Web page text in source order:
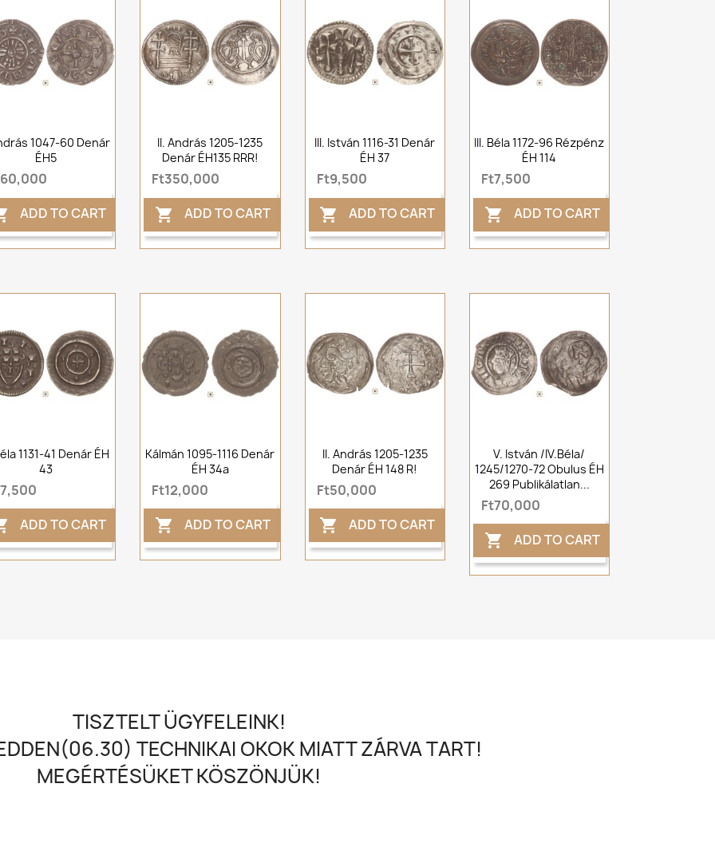
1047-60 Denár
ÉH5
ADD TO CART
II. András 1205-1235
Denár ÉH135 RRR!
Ft350,000
 ADD TO CART
III. István 1116-31 Denár
ÉH 37
Ft9,500
 ADD TO CART
III. Béla 1172-96 Rézpénz
ÉH 114
Ft7,500
 ADD TO CART
1131-41 Denár ÉH
43
ADD TO CART
Kálmán 1095-1116 Denár
ÉH 34a
Ft12,000
 ADD TO CART
II. András 1205-1235
Denár ÉH 148 R!
Ft50,000
 ADD TO CART
V. István /IV.Béla/
1245/1270-72 Obulus ÉH
269 Publikálatlan...
Ft70,000
 ADD TO CART
TISZTELT ÜGYFELEINK!
TECHNIKAI OKOK MIATT ZÁRVA TART!
MEGÉRTÉSÜKET KÖSZÖNJÜK!